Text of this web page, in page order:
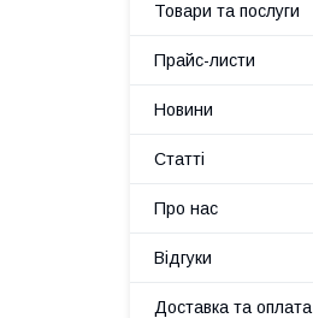
Товари та послуги
Прайс-листи
Новини
Статті
Про нас
Відгуки
Доставка та оплата